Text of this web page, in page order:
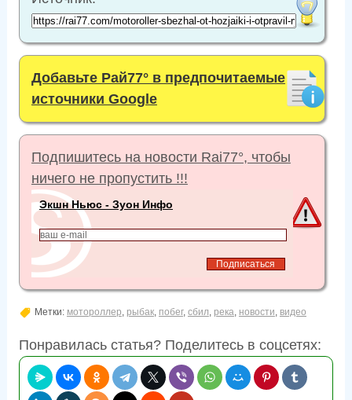
Добавьте Рай77° в предпочитаемые
источники Google
Подпишитесь на новости Rai77°, чтобы
ничего не пропустить !!!
Экшн Ньюс - Зуон Инфо
Метки: мотороллер рыбак, побег, сбил река новости видео
Понравилась статья? Поделитесь в соцсетях: